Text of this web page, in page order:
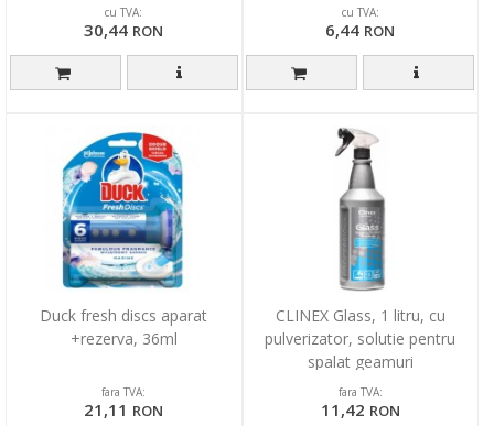
cu TVA:
30,44 RON
cu TVA:
6,44 RON
Duck fresh discs aparat
+rezerva, 36ml
fara TVA:
21,11 RON
CLINEX Glass, 1 litru, cu
pulverizator, solutie pentru
spalat geamuri
fara TVA:
11,42 RON